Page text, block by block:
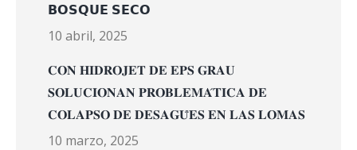
𝗕𝗢𝗦𝗤𝗨𝗘 𝗦𝗘𝗖𝗢
10 abril, 2025
𝐂𝐎𝐍 𝐇𝐈𝐃𝐑𝐎𝐉𝐄𝐓 𝐃𝐄 𝐄𝐏𝐒 𝐆𝐑𝐀𝐔
𝐒𝐎𝐋𝐔𝐂𝐈𝐎𝐍𝐀𝐍 𝐏𝐑𝐎𝐁𝐋𝐄𝐌𝐀́𝐓𝐈𝐂𝐀 𝐃𝐄
𝐂𝐎𝐋𝐀𝐏𝐒𝐎 𝐃𝐄 𝐃𝐄𝐒𝐀𝐆𝐔̈𝐄𝐒 𝐄𝐍 𝐋𝐀𝐒 𝐋𝐎𝐌𝐀𝐒
10 marzo, 2025